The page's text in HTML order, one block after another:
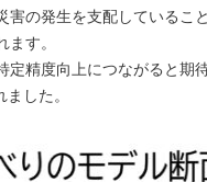
の発生を支配しているこ
す。
精度向上につながると期待
した。